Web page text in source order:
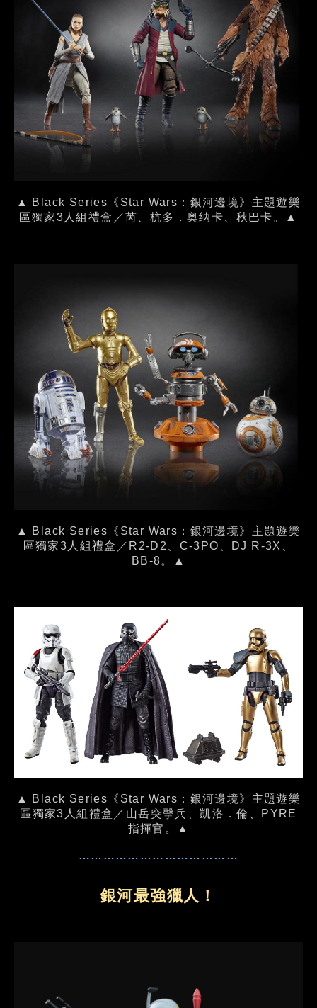
▲ Black Series《Star Wars：銀河邊境》主題遊樂
區獨家3人組禮盒／芮、杭多．奥纳卡、秋巴卡。▲
▲ Black Series《Star Wars：銀河邊境》主題遊樂
區獨家3人組禮盒／R2-D2、C-3PO、DJ R-3X、
BB-8。▲
▲ Black Series《Star Wars：銀河邊境》主題遊樂
區獨家3人組禮盒／山岳突擊兵、凱洛．倫、PYRE
指揮官。▲
…………………………………
銀河最強獵人！